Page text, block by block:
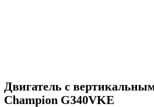
Двигатель с
Champion G340VKE